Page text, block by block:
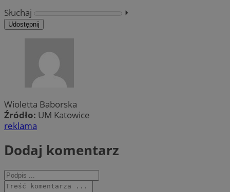
Słuchaj
⏵︎
Udostępnij
Wioletta Baborska
Źródło: UM Katowice
reklama
Dodaj komentarz